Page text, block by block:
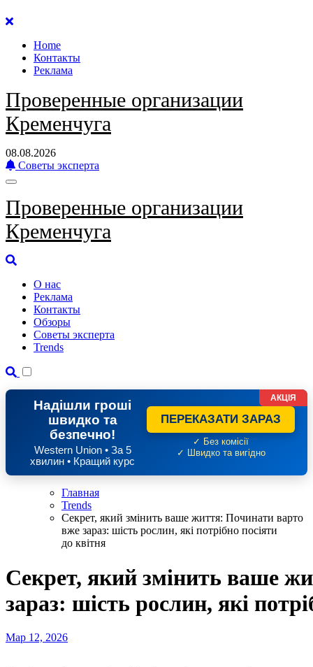
Перейти
содержанию
Home
Контакты
Реклама
Проверенные организации
Кременчуга
08.08.2026
Советы эксперта
Проверенные организации
Кременчуга
О нас
Реклама
Контакты
Обзоры
Советы эксперта
Trends
Надішли гроші
швидко та
безпечно!
Western Union • За 5
хвилин • Кращий курс
ПЕРЕКАЗАТИ ЗАРАЗ
✓ Без комісії
✓ Швидко та вигідно
АКЦІЯ
Главная
Trends
Секрет, який змінить ваше життя: Починати варто
вже зараз: шість рослин, які потрібно посіяти
до квітня
Секрет, який змінить ваше
зараз: шість рослин, які
Мар 12, 2026